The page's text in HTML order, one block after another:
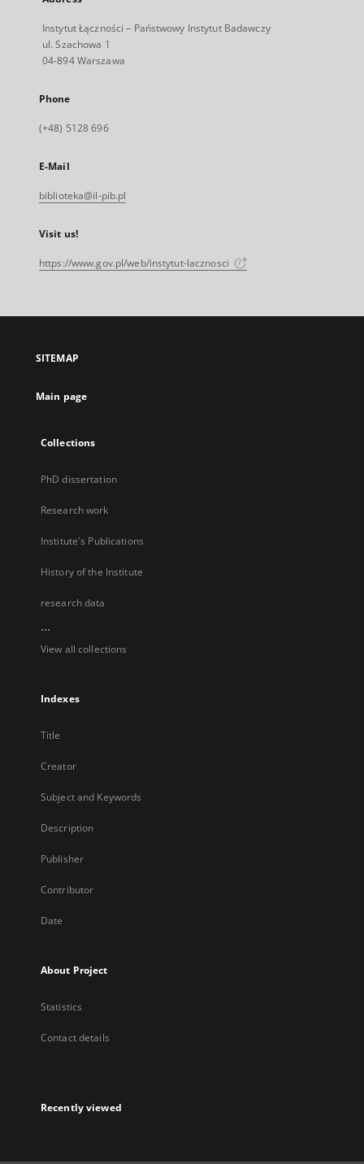
Instytut Łączności – Państwowy Instytut Badawczy
ul. Szachowa 1
04-894 Warszawa
Phone
(+48) 5128 696
E-Mail
biblioteka@il-pib.pl
Visit us!
https://www.gov.pl/web/instytut-lacznosci
SITEMAP
Main page
Collections
PhD dissertation
Research work
Institute's Publications
History of the Institute
research data
...
View all collections
Indexes
Title
Creator
Subject and Keywords
Description
Publisher
Contributor
Date
About Project
Statistics
Contact details
Recently viewed